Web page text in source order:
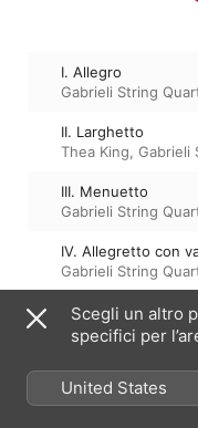
I. Allegro
Gabrieli String
II. Larghetto
Thea King, Gabrieli
III. Menuetto
Gabrieli String
IV. Allegretto con
Gabrieli String
25 dicembre 1986
4 tracce, 33 minuti
℗ 1986 Hyperion
Scegli un altro
specifici per
United States